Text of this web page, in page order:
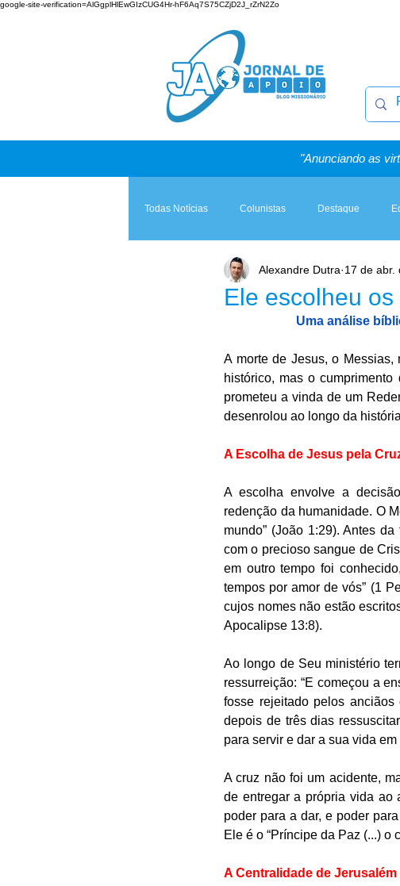
google-site-verification=AlGgplHlEwGIzCUG4Hr-hF6Aq7S75CZjD2J_rZrN2Zo
"Anunciando as
Todas Notícias Colunistas Destaque
Teologia & Prática A Igreja e a Lei
Ele escolheu os
Alexandre Dutra 17 de abr.
Uma análise
A morte de Jesus, o
histórico, mas o
prometeu a vinda de um
desenrolou ao longo da
A Escolha de Jesus pela
A escolha envolve a
redenção da humanidade. O
mundo” (João 1:29). Antes
com o precioso sangue de
em outro tempo foi
tempos por amor de vós” (1
cujos nomes não estão
Apocalipse 13:8).
Ao longo de Seu ministério
ressurreição: “E começou a
fosse rejeitado pelos
depois de três dias
para servir e dar a sua vida
A cruz não foi um acidente,
de entregar a própria vida ao
poder para a dar, e poder
Ele é o “Príncipe da Paz (...) o
A Centralidade de